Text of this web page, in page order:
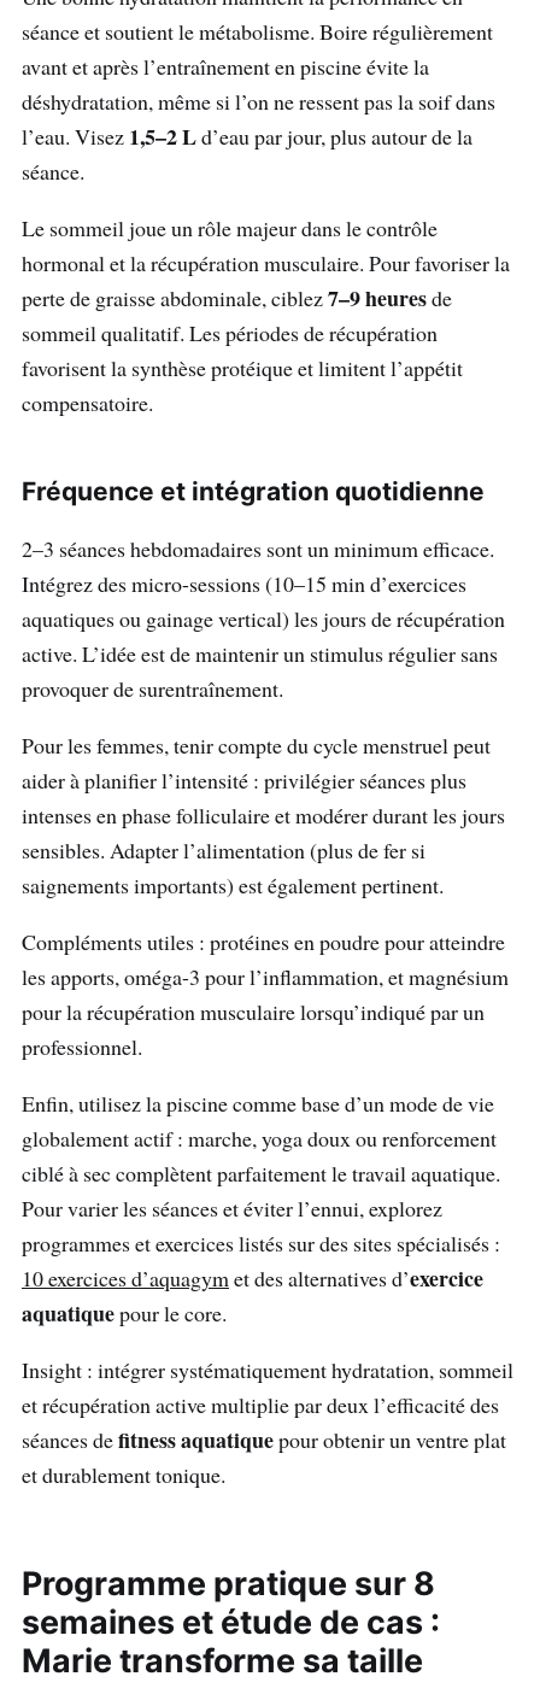
séance et soutient le métabolisme. Boire régulièrement
avant et après l’entraînement en piscine évite la
déshydratation, même si l’on ne ressent pas la soif dans
l’eau. Visez 1,5–2 Ld’eau par jour, plus autour de la
séance.
Le sommeil joue un rôle majeur dans le contrôle
hormonal et la récupération musculaire. Pour favoriser la
perte de graisse abdominale, ciblez7–9 heuresde
sommeil qualitatif. Les périodes de récupération
favorisent la synthèse protéique et limitent l’appétit
compensatoire.
Fréquence et intégration quotidienne
2–3 séances hebdomadaires sont un minimum efficace.
Intégrez des micro-sessions (10–15 min d’exercices
aquatiques ou gainage vertical) les jours de récupération
active. L’idée est de maintenir un stimulus régulier sans
provoquer de surentraînement.
Pour les femmes, tenir compte du cycle menstruel peut
aider à planifier l’intensité : privilégier séances plus
intenses en phase folliculaire et modérer durant les jours
sensibles. Adapter l’alimentation (plus de fer si
saignements importants) est également pertinent.
Compléments utiles : protéines en poudre pour atteindre
les apports, oméga-3 pour l’inflammation, et magnésium
pour la récupération musculaire lorsqu’indiqué par un
professionnel.
Enfin, utilisez la piscine comme base d’un mode de vie
globalement actif : marche, yoga doux ou renforcement
ciblé à sec complètent parfaitement le travail aquatique.
Pour varier les séances et éviter l’ennui, explorez
programmes et exercices listés sur des sites spécialisés :
10 exercices d’aquagymet des alternatives d’exercice
aquatiquepour le core.
Insight : intégrer systématiquement hydratation, sommeil
et récupération active multiplie par deux l’efficacité des
séances defitness aquatiquepour obtenir un ventre plat
et durablement tonique.
Programme pratique sur 8
semaines et étude de cas :
Marie transforme sa taille